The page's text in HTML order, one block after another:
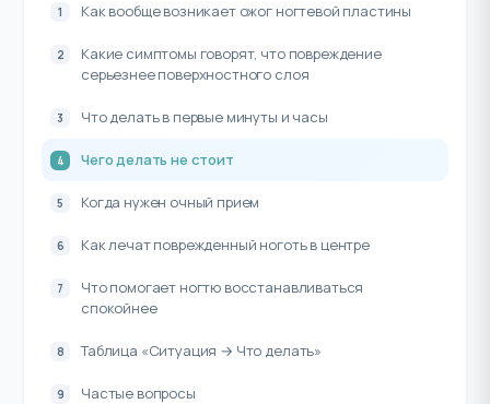
Как вообще возникает ожог ногтевой пластины
Какие симптомы говорят, что повреждение
серьезнее поверхностного слоя
Что делать в первые минуты и часы
Чего делать не стоит
Когда нужен очный прием
Как лечат поврежденный ноготь в центре
Что помогает ногтю восстанавливаться
спокойнее
Таблица «Ситуация → Что делать»
Частые вопросы